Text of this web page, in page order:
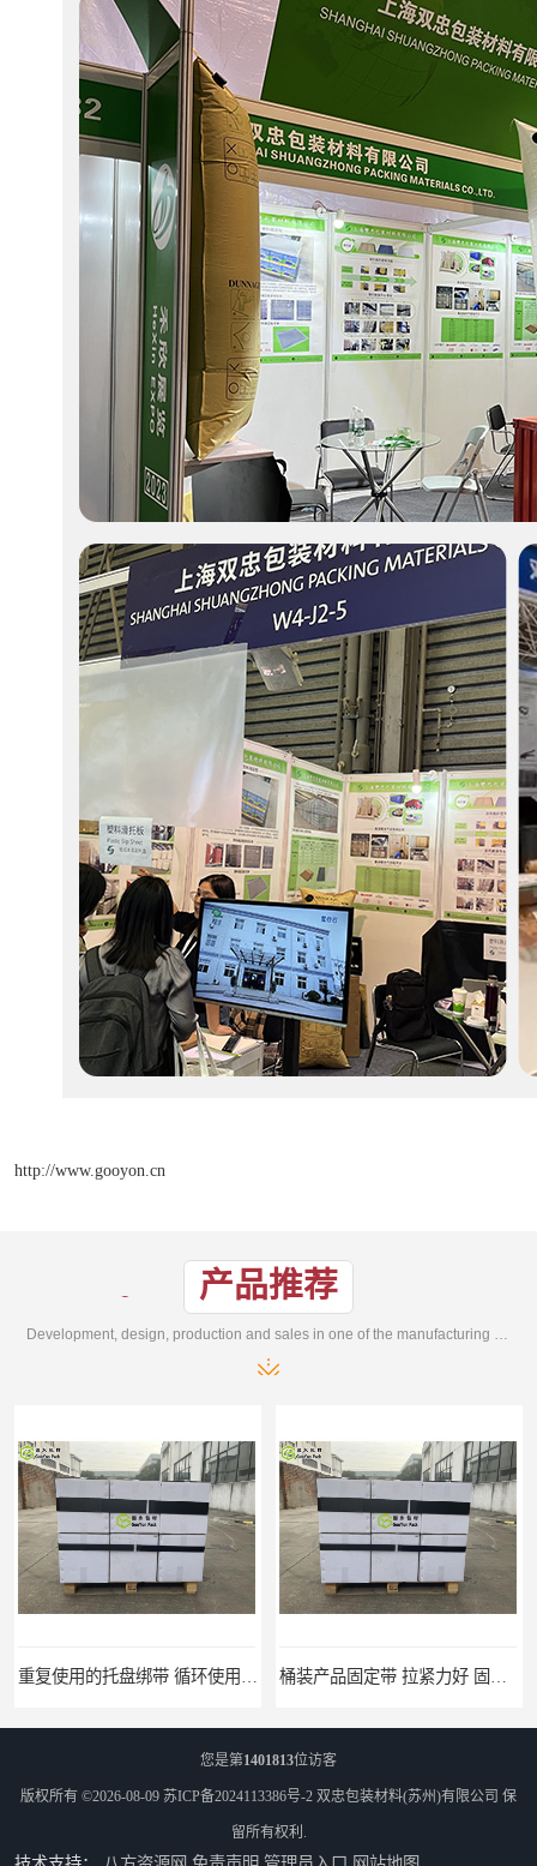
http://www.gooyon.cn
产品推荐
桶装产品固定带 拉紧力好 固永包材 托盘运输网兜 固永包材
您是第1401813位访客
版权所有 ©2026-08-09 苏ICP备2024113386号-2 双忠包装材料(苏州)有限公司 保
留所有权利.